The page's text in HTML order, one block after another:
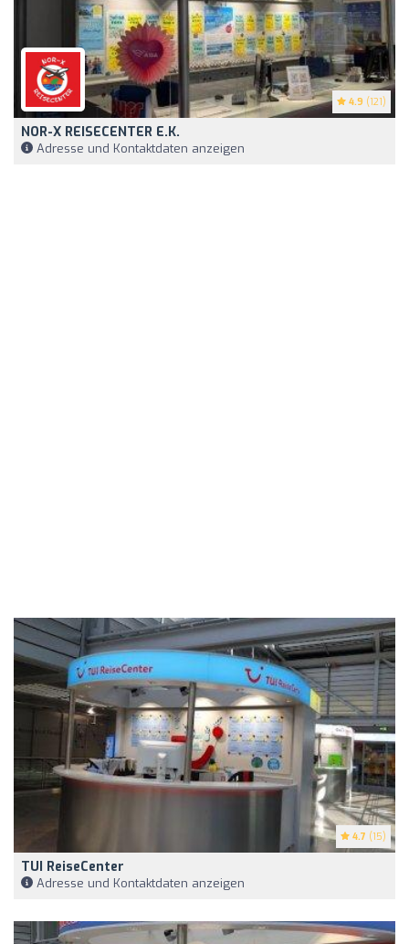
4.9 (121)
NOR-X REISECENTER E.K.
Adresse und Kontaktdaten anzeigen
4.7 (15)
TUI ReiseCenter
Adresse und Kontaktdaten anzeigen